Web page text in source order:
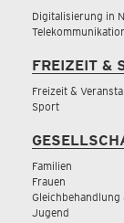
Digitalisierung in
FREIZEIT &
Freizeit &
Sport
Familien
Frauen
Jugend